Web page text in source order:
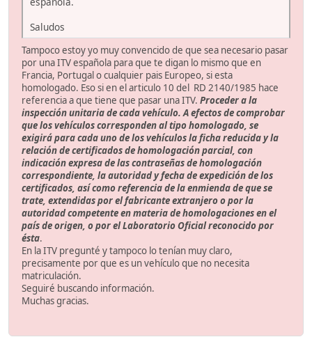
Saludos
Tampoco estoy yo muy convencido de que sea necesario pasar
por una ITV española para que te digan lo mismo que en
Francia, Portugal o cualquier pais Europeo, si esta
homologado. Eso si en el articulo 10 del RD 2140/1985 hace
referencia a que tiene que pasar una ITV. Proceder a la
inspección unitaria de cada vehículo. A efectos de comprobar
que los vehículos corresponden al tipo homologado, se
exigirá para cada uno de los vehículos la ficha reducida y la
relación de certificados de homologación parcial, con
indicación expresa de las contraseñas de homologación
correspondiente, la autoridad y fecha de expedición de los
certificados, así como referencia de la enmienda de que se
trate, extendidas por el fabricante extranjero o por la
autoridad competente en materia de homologaciones en el
país de origen, o por el Laboratorio Oficial reconocido por
ésta.
En la ITV pregunté y tampoco lo tenían muy claro,
precisamente por que es un vehículo que no necesita
matriculación.
Seguiré buscando información.
Muchas gracias.